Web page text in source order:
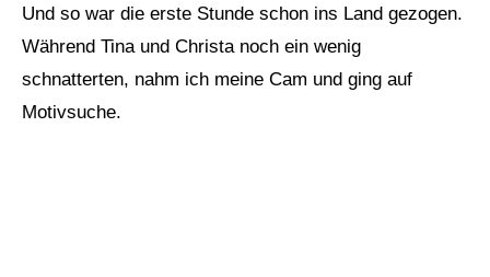
Und so war die erste Stunde schon ins Land gezogen.
Während Tina und Christa noch ein wenig
schnatterten, nahm ich meine Cam und ging auf
Motivsuche.